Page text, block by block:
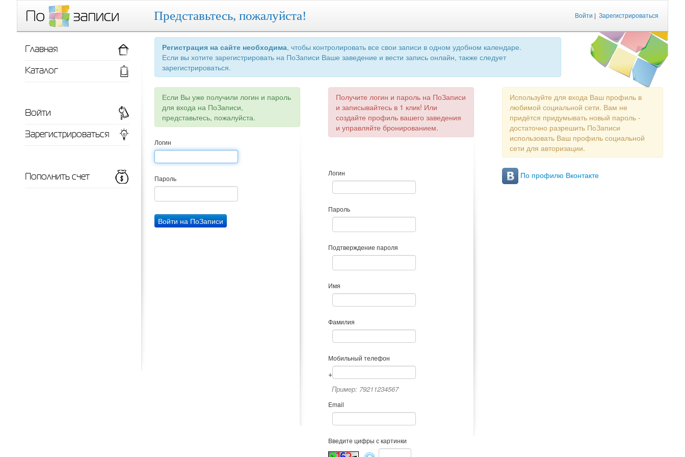
Войти | Зарегистрироваться
Представьтесь, пожалуйста!
Регистрация на сайте необходима, чтобы контролировать все свои записи в одном удобном календаре.
Если вы хотите зарегистрировать на ПоЗаписи Ваше заведение и вести запись онлайн, также следует
зарегистрироваться.
Если Вы уже получили логин и пароль
для входа на ПоЗаписи,
представьтесь, пожалуйста.
Логин
Пароль
Получите логин и пароль на ПоЗаписи
и записывайтесь в 1 клик! Или
создайте профиль вашего заведения
и управляйте бронированием.
Логин
Пароль
Подтверждение пароля
Имя
Фамилия
Мобильный телефон
+
Пример: 79211234567
Email
Введите цифры с картинки
Используйте для входа Ваш профиль в
любимой социальной сети. Вам не
придётся придумывать новый пароль -
достаточно разрешить ПоЗаписи
использовать Ваш профиль социальной
сети для авторизации.
По профилю Вконтакте
Главная
Каталог
Войти
Зарегистрироваться
Пополнить счет